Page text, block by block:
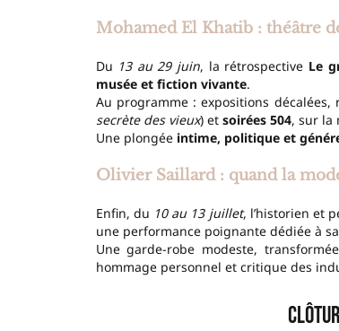
Mohamed El Khatib : théâtre
Du 13 au 29 juin, la rétrospective Le
musée et fiction vivante.
Au programme : expositions
secrète des vieux) et soirées 504, sur la
Une plongée intime, politique et
Olivier Saillard : quand la
Enfin, du 10 au 13 juillet, l’historien et
une performance poignante dédiée à
Une garde-robe modeste,
hommage personnel et critique des